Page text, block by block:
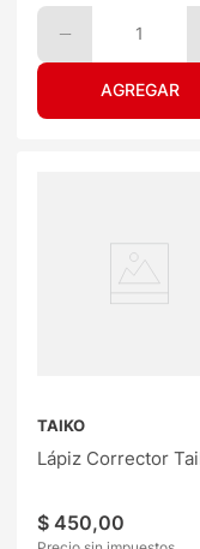
1
TAIKO
Lápiz Corrector
$ 450,00